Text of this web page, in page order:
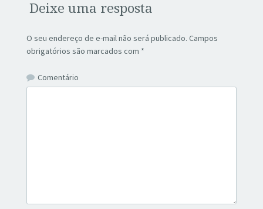
Deixe uma resposta
O seu endereço de e-mail não será publicado. Campos
obrigatórios são marcados com *
Comentário